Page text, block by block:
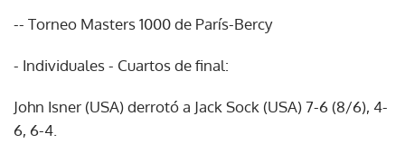
-- Torneo Masters 1000 de París-Bercy
- Individuales - Cuartos de final:
John Isner (USA) derrotó a Jack Sock (USA) 7-6 (8/6), 4-
6, 6-4.